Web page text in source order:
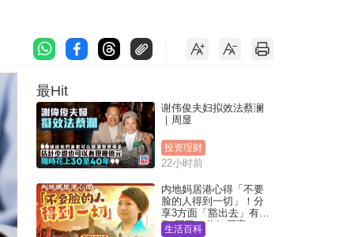
最Hit
谢伟俊夫妇拟效法蔡澜
｜周显
投资理财
22小时前
内地妈居港心得「不要
脸的人得到一切」！分
享3方面「豁出去」有著
数 网民：你好厉害
生活百科